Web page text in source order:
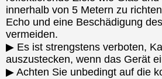
innerhalb von 5 Metern zu
Echo und eine Beschädigung
vermeiden.
▶ Es ist strengstens verboten,
auszustecken, wenn das Gerät
▶ Achten Sie unbedingt auf die